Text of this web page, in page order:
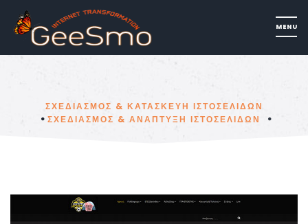
ΣΧΕΔΙΑΣΜΟΣ & ΚΑΤΑΣΚΕΥΗ ΙΣΤΟΣΕΛΙΔΩΝ
ΣΧΕΔΙΑΣΜΟΣ & ΑΝΑΠΤΥΞΗ ΙΣΤΟΣΕΛΙΔΩΝ